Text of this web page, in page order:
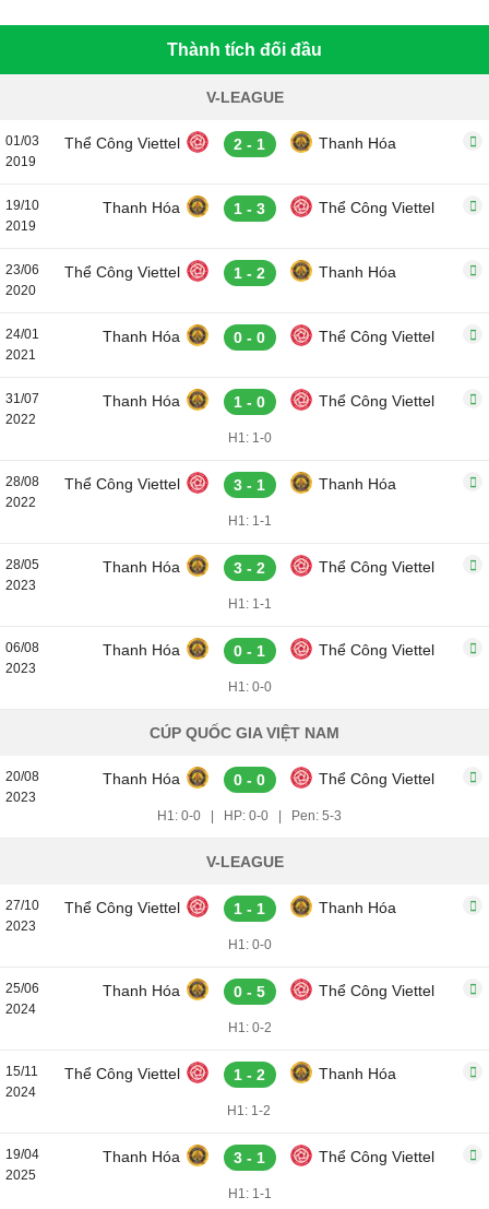
Thành tích đối đầu
V-LEAGUE
01/03
2019
Thể Công Viettel 2 - 1 Thanh Hóa
19/10
2019
Thanh Hóa 1 - 3 Thể Công Viettel
23/06
2020
Thể Công Viettel 1 - 2 Thanh Hóa
24/01
2021
Thanh Hóa 0 - 0 Thể Công Viettel
31/07
2022
Thanh Hóa 1 - 0 Thể Công Viettel
H1: 1-0
28/08
2022
Thể Công Viettel 3 - 1 Thanh Hóa
H1: 1-1
28/05
2023
Thanh Hóa 3 - 2 Thể Công Viettel
H1: 1-1
06/08
2023
Thanh Hóa 0 - 1 Thể Công Viettel
H1: 0-0
CÚP QUỐC GIA VIỆT NAM
20/08
2023
Thanh Hóa 0 - 0 Thể Công Viettel
H1: 0-0 HP: 0-0 Pen: 5-3
V-LEAGUE
27/10
2023
Thể Công Viettel 1 - 1 Thanh Hóa
H1: 0-0
25/06
2024
Thanh Hóa 0 - 5 Thể Công Viettel
H1: 0-2
15/11
2024
Thể Công Viettel 1 - 2 Thanh Hóa
H1: 1-2
19/04
2025
Thanh Hóa 3 - 1 Thể Công Viettel
H1: 1-1